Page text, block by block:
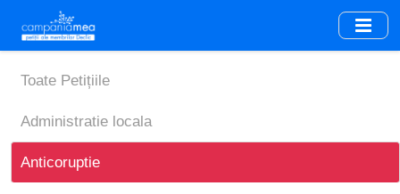
main
content
Toate Petițiile
Administratie locala
Anticoruptie